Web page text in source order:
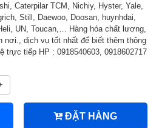
Caterpilar TCM, Nichiy, Hyster, Yale,
Still, Daewoo, Doosan, huynhdai,
UN, Toucan,… Hàng hóa chất lương,
nơi., dịch vụ tốt nhất để biết thêm thông
trực tiếp HP : 0918540603, 0918602717
ĐẶT HÀNG